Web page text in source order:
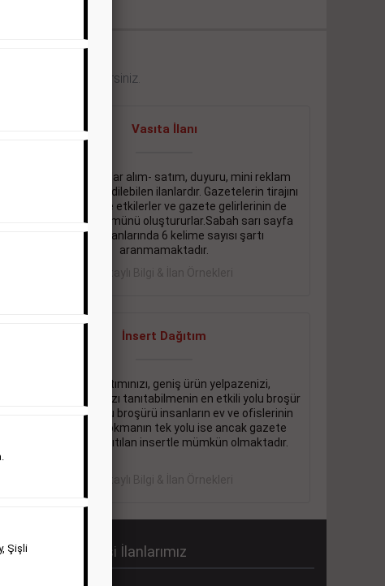
örneklerini görebilirsiniz.
Vasıta İlanı
Sarı sayfa ilanlar alım- satım, duyuru, mini reklam
şeklinde ifade edilebilen ilanlardır. Gazetelerin tirajını
önemli ölçüde etkilerler ve gazete gelirlerinin de
önemli bir bölümünü oluştururlar.Sabah sarı sayfa
eleman ilanlarında 6 kelime sayısı şartı
aranmamaktadır.
Detaylı Bilgi & İlan Örnekleri
İnsert Dağıtım
Firma tanıtımınızı, geniş ürün yelpazenizi,
promosyonlarınızı tanıtabilmenin en etkili yolu broşür
dağıtmaktır. Bu broşürü insanların ev ve ofislerinin
içine kadar sokmanın tek yolu ise ancak gazete
içerisinde dağıtılan insertle mümkün olmaktadır.
Detaylı Bilgi & İlan Örnekleri
Sabah Gazetesi İlanlarımız
Şişli